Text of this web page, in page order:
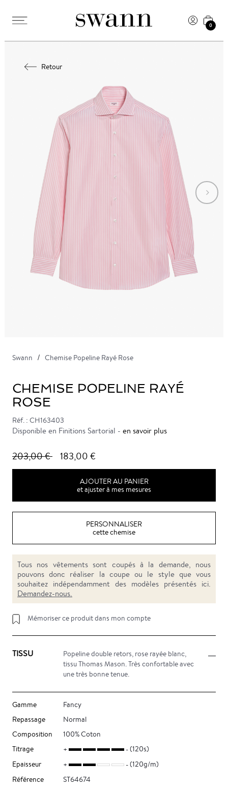
0
Retour
Swann Chemise Popeline Rayé Rose
CHEMISE POPELINE RAYÉ
ROSE
Réf. : CH163403
Disponible en Finitions Sartorial - en savoir plus
203,00 € 183,00 €
AJOUTER AU PANIER
et ajuster à mes mesures
PERSONNALISER
cette chemise
Tous nos vêtements sont coupés à la demande, nous
pouvons donc réaliser la coupe ou le style que vous
souhaitez indépendamment des modèles présentés ici.
Demandez-nous.
Mémoriser ce produit dans mon compte
TISSU
Popeline double retors, rose rayée blanc,
tissu Thomas Mason. Très confortable avec
une très bonne tenue.
Gamme
Fancy
Repassage
Normal
Composition
100% Coton
Titrage
(120s)
Epaisseur
(120g/m)
Référence
ST64674